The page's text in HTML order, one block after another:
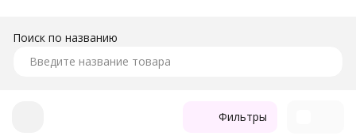
Поиск по названию
Фильтры